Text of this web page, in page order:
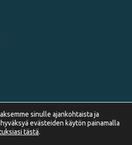
sinulle ajankohtaista ja
evästeiden käytön painamalla
tästä.